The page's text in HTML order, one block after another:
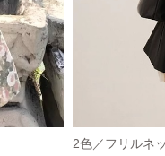
2色／フリルネ